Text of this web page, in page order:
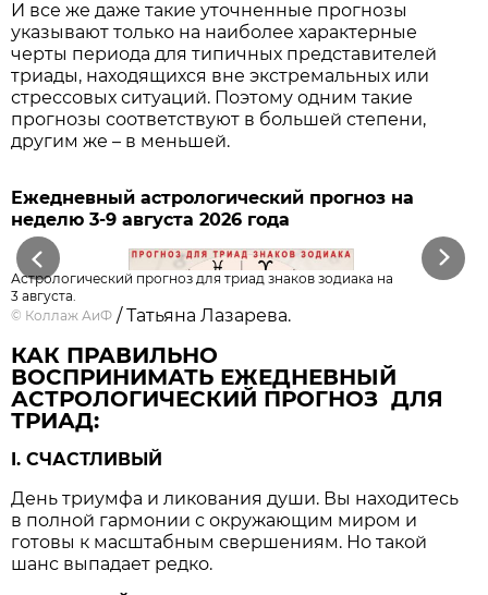
И все же даже такие уточненные прогнозы
указывают только на наиболее характерные
черты периода для типичных представителей
триады, находящихся вне экстремальных или
стрессовых ситуаций. Поэтому одним такие
прогнозы соответствуют в большей степени,
другим же – в меньшей.
Ежедневный астрологический прогноз на
неделю 3-9 августа 2026 года
Previous
Next
Астрологический прогноз для триад знаков зодиака на
3 августа.
© Коллаж АиФ / Татьяна Лазарева.
КАК ПРАВИЛЬНО
ВОСПРИНИМАТЬ ЕЖЕДНЕВНЫЙ
АСТРОЛОГИЧЕСКИЙ ПРОГНОЗ ДЛЯ
ТРИАД:
I. СЧАСТЛИВЫЙ
День триумфа и ликования души. Вы находитесь
в полной гармонии с окружающим миром и
готовы к масштабным свершениям. Но такой
шанс выпадает редко.